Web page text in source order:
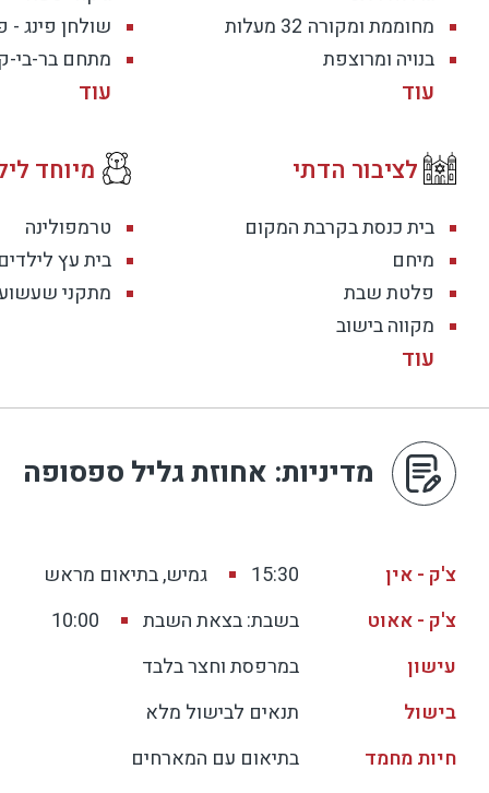
כן, יש ג'קוזי ספא במתחם החוץ.
כמה חדרי שינה יש בוילה?
יש 2 חדרי רחצה ובנוסף שירותי אורחים.
האם אפשר לבשל ולאכול במקום?
כן. יש מטבח מאובזר באופן מלא שמתאים לבישול
האם יש פתרון לשומרי שבת?
כן. לציבור הדתי יש פלטה ומיחם כמובן בית כנסת פעיל
האם יש ברביקיו?
האם יש תעסוקה לילדים?
כן. יש משחקים בחוץ לילדים, יתרון משמעותי למשפחות.
מחוממת ומקורה 32 מעלות
בנויה ומרוצפת
שולחן פינג -
מתחם בר-בי-
לציבור הדתי
בית כנסת בקרבת המקום
מיחם
פלטת שבת
מקווה בישוב
מיוחד
טרמפולינה
בית עץ לילדים
מתקני
מדיניות: אחוזת גליל ספסופה
צ'ק - אין 15:30
גמיש, בתיאום מראש
צ'ק - אאוט
בשבת: בצאת השבת
10:00
עישון
במרפסת וחצר בלבד
בישול
תנאים לבישול מלא
חיות מחמד
בתיאום עם המארחים